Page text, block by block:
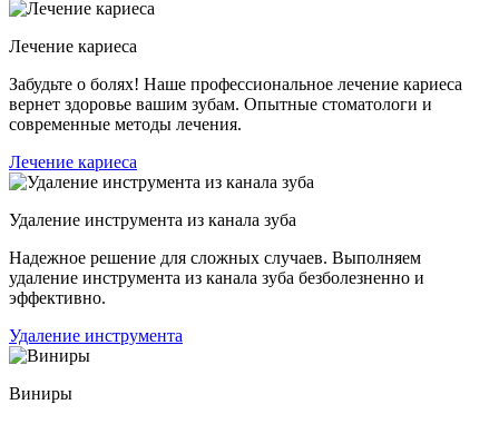
Лечение кариеса
Забудьте о болях! Наше профессиональное лечение кариеса
вернет здоровье вашим зубам. Опытные стоматологи и
современные методы лечения.
Лечение кариеса
Удаление инструмента из канала зуба
Надежное решение для сложных случаев. Выполняем
удаление инструмента из канала зуба безболезненно и
эффективно.
Удаление инструмента
Виниры